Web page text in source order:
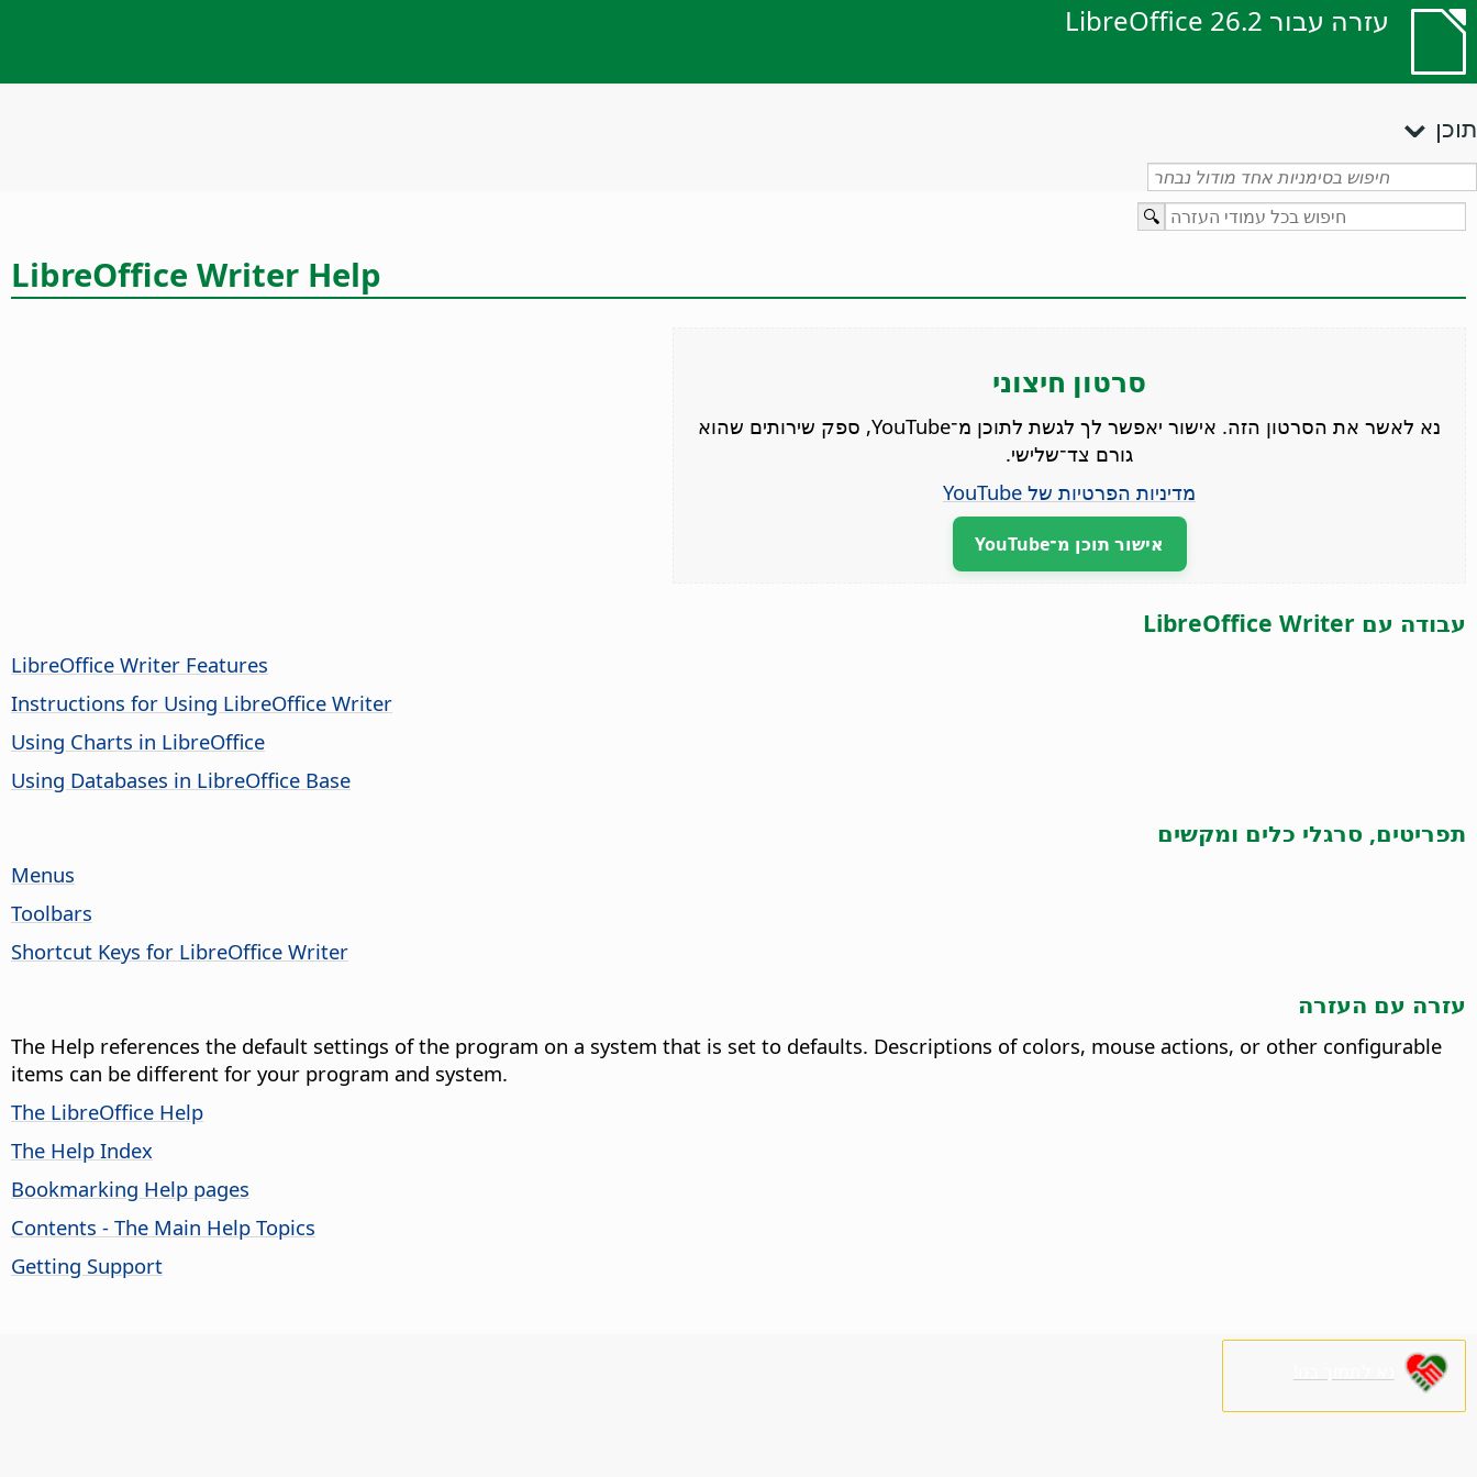
עזרה עבור LibreOffice 26.2
תוכן
LibreOffice Writer Help
סרטון חיצוני
נא לאשר את הסרטון הזה. אישור יאפשר לך לגשת לתוכן מ־YouTube, ספק שירותים שהוא
גורם צד־שלישי.
מדיניות הפרטיות של YouTube
אישור תוכן מ־YouTube
עבודה עם LibreOffice Writer
LibreOffice Writer Features
Instructions for Using LibreOffice Writer
Using Charts in LibreOffice
Using Databases in LibreOffice Base
תפריטים, סרגלי כלים ומקשים
Menus
Toolbars
Shortcut Keys for LibreOffice Writer
עזרה עם העזרה
The Help references the default settings of the program on a system that is set to defaults. Descriptions of colors, mouse actions, or other configurable
items can be different for your program and system.
The LibreOffice Help
The Help Index
Bookmarking Help pages
Contents - The Main Help Topics
Getting Support